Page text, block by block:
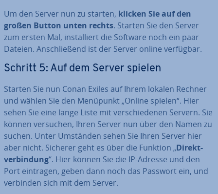
Um den Server nun zu starten, klicken Sie auf den
großen Button unten rechts. Starten Sie den Server
zum ersten Mal, in­stal­liert die Software noch ein paar
Dateien. An­schlie­ßend ist der Server online verfügbar.
Schritt 5: Auf dem Server spielen
Starten Sie nun Conan Exiles auf Ihrem lokalen Rechner
und wählen Sie den Menüpunkt „Online spielen“. Hier
sehen Sie eine lange Liste mit ver­schie­de­nen Servern. Sie
können versuchen, Ihren Server nun über den Namen zu
suchen. Unter Umständen sehen Sie Ihren Server hier
aber nicht. Sicherer geht es über die Funktion „Di­rekt­
ver­bin­dung“. Hier können Sie die IP-Adresse und den
Port eintragen, geben dann noch das Passwort ein, und
verbinden sich mit dem Server.